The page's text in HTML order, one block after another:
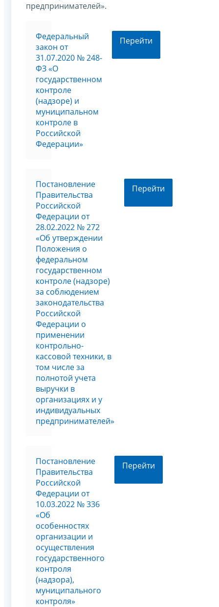
предпринимателей».
Федеральный
закон от
31.07.2020 № 248-
ФЗ «О
государственном
контроле
(надзоре) и
муниципальном
контроле в
Российской
Федерации»
Перейти
Постановление
Правительства
Российской
Федерации от
28.02.2022 № 272
«Об утверждении
Положения о
федеральном
государственном
контроле (надзоре)
за соблюдением
законодательства
Российской
Федерации о
применении
контрольно-
кассовой техники, в
том числе за
полнотой учета
выручки в
организациях и у
индивидуальных
предпринимателей»
Перейти
Постановление
Правительства
Российской
Федерации от
10.03.2022 № 336
«Об
особенностях
организации и
осуществления
государственного
контроля
(надзора),
муниципального
контроля»
Перейти